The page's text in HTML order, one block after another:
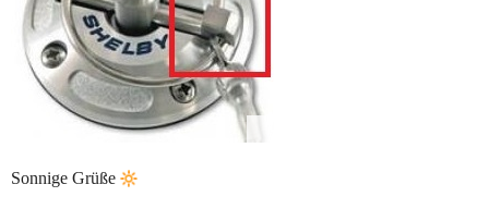
Sonnige Grüße